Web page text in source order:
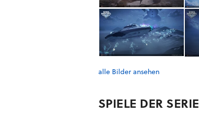
alle Bilder ansehen
SPIELE DER SERIE